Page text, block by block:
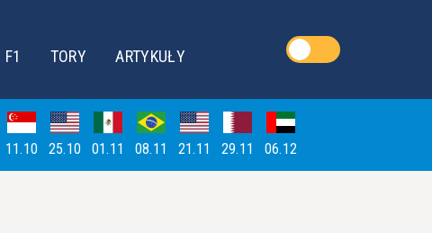
TORY ARTYKUŁY
11.10 25.10 01.11 08.11 21.11 29.11 06.12